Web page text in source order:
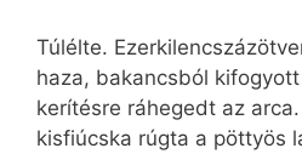
Túlélte.
haza, bakancsból
kerítésre ráhegedt az
kisfiúcska rúgta a pöttyös